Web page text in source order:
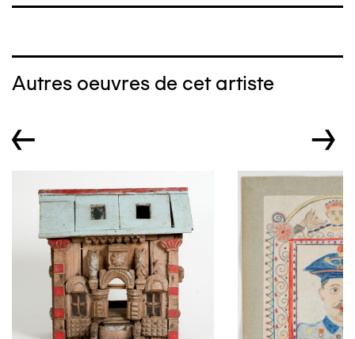
Autres oeuvres de cet artiste
← →